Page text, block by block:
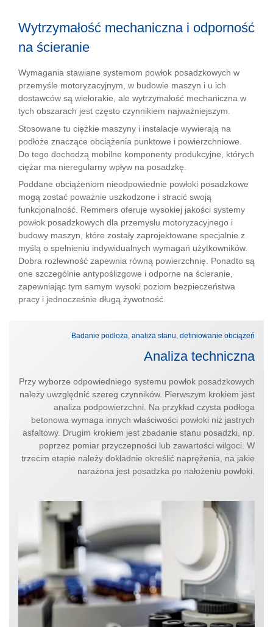
Wytrzymałość mechaniczna i odporność
na ścieranie
Wymagania stawiane systemom powłok posadzkowych w
przemyśle motoryzacyjnym, w budowie maszyn i u ich
dostawców są wielorakie, ale wytrzymałość mechaniczna w
tych obszarach jest często czynnikiem najważniejszym.
Stosowane tu ciężkie maszyny i instalacje wywierają na
podłoże znaczące obciążenia punktowe i powierzchniowe.
Do tego dochodzą mobilne komponenty produkcyjne, których
ciężar ma nieregularny wpływ na posadzkę.
Poddane obciążeniom nieodpowiednie powłoki posadzkowe
mogą zostać poważnie uszkodzone i stracić swoją
funkcjonalność. Remmers oferuje wysokiej jakości systemy
powłok posadzkowych dla przemysłu motoryzacyjnego i
budowy maszyn, które zostały zaprojektowane specjalnie z
myślą o spełnieniu indywidualnych wymagań użytkowników.
Dobra rozlewność zapewnia równą powierzchnię. Ponadto są
one szczególnie antypoślizgowe i odporne na ścieranie,
zapewniając tym samym wysoki poziom bezpieczeństwa
pracy i jednocześnie długą żywotność.
Badanie podłoża, analiza stanu, definiowanie obciążeń
Analiza techniczna
Przy wyborze odpowiedniego systemu powłok posadzkowych
należy uwzględnić szereg czynników. Pierwszym krokiem jest
analiza podpowierzchni. Na przykład czysta podłoga
betonowa wymaga innych właściwości powłoki niż jastrych
asfaltowy. Drugim krokiem jest zbadanie stanu posadzki, np.
poprzez pomiar przyczepności lub zawartości wilgoci. W
trzecim etapie należy dokładnie określić naprężenia, na jakie
narażona jest posadzka po nałożeniu powłoki.